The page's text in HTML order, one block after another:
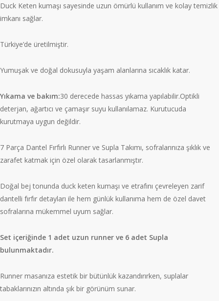
Duck Keten kumaşı sayesinde uzun ömürlü kullanım ve kolay temizlik
imkanı sağlar.
Türkiye’de üretilmiştir.
Yumuşak ve doğal dokusuyla yaşam alanlarına sıcaklık katar.
Yıkama ve bakım:30 derecede hassas yıkama yapılabilir.Optikli
deterjan, ağartıcı ve çamaşır suyu kullanılamaz. Kurutucuda
kurutmaya uygun değildir.
7 Parça Dantel Fırfırlı Runner ve Supla Takımı, sofralarınıza şıklık ve
zarafet katmak için özel olarak tasarlanmıştır.
Doğal bej tonunda duck keten kumaşı ve etrafını çevreleyen zarif
dantelli fırfır detayları ile hem günlük kullanıma hem de özel davet
sofralarına mükemmel uyum sağlar.
Set içeriğinde 1 adet uzun runner ve 6 adet Supla
bulunmaktadır.
Runner masanıza estetik bir bütünlük kazandırırken, suplalar
tabaklarınızın altında şık bir görünüm sunar.